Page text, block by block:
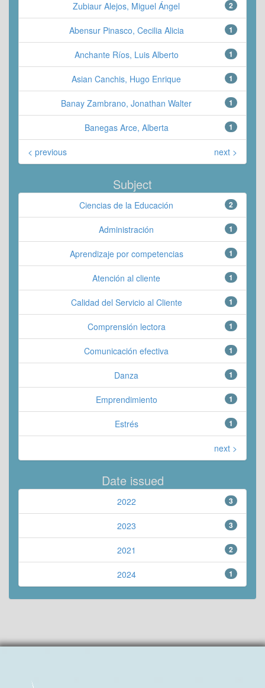
2
Zubiaur Alejos, Miguel Ángel
1
Abensur Pinasco, Cecilia Alicia
1
Anchante Ríos, Luis Alberto
1
Asian Canchis, Hugo Enrique
1
Banay Zambrano, Jonathan Walter
1
Banegas Arce, Alberta
< previous next >
Subject
2
Ciencias de la Educación
1
Administración
1
Aprendizaje por competencias
1
Atención al cliente
1
Calidad del Servicio al Cliente
1
Comprensión lectora
1
Comunicación efectiva
1
Danza
1
Emprendimiento
1
Estrés
next >
Date issued
3
2022
3
2023
2
2021
1
2024